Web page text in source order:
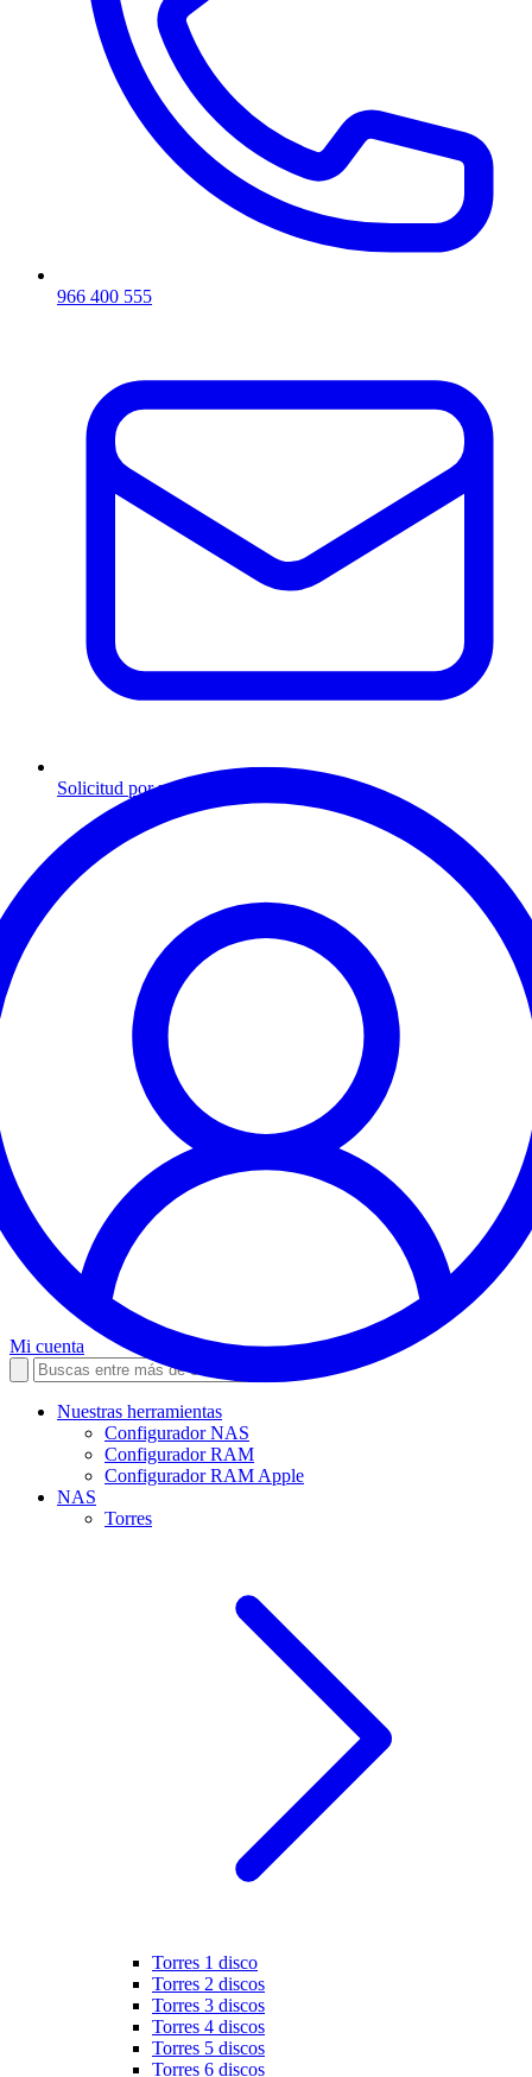
966 400 555
Solicitud por mensaje
Mi cuenta
Nuestras herramientas
Configurador NAS
Configurador RAM
Configurador RAM Apple
NAS
Torres
Torres 1 disco
Torres 2 discos
Torres 3 discos
Torres 4 discos
Torres 5 discos
Torres 6 discos